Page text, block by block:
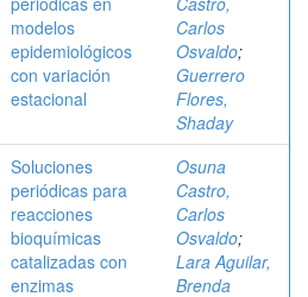
modelos
epidemiológicos
con variación
estacional
Carlos
Osvaldo;
Guerrero
Flores,
Shaday
Soluciones
periódicas para
reacciones
bioquímicas
catalizadas con
enzimas
Osuna
Castro,
Carlos
Osvaldo;
Lara Aguilar,
Brenda